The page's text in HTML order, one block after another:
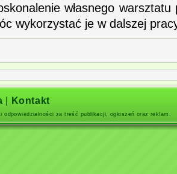
własnego
wykorzystać je w dalszej
Kontakt
odpowiedzialności za treść publikacji, ogłoszeń oraz reklam.